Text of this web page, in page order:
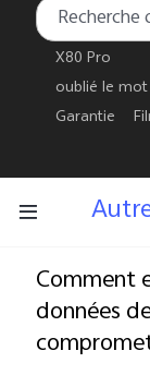
X80 Pro
oublié le
Garantie
Comment
données